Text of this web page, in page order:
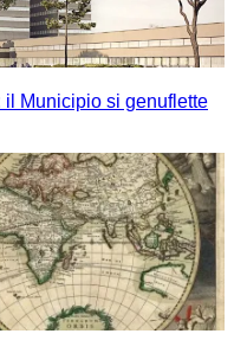
Municipio si genuflette